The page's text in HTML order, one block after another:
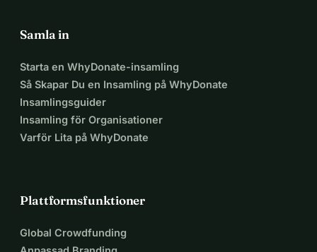
Samla in
Starta en WhyDonate-insamling
Så Skapar Du en Insamling på WhyDonate
Insamlingsguider
Insamling för Organisationer
Varför Lita på WhyDonate
Plattformsfunktioner
Global Crowdfunding